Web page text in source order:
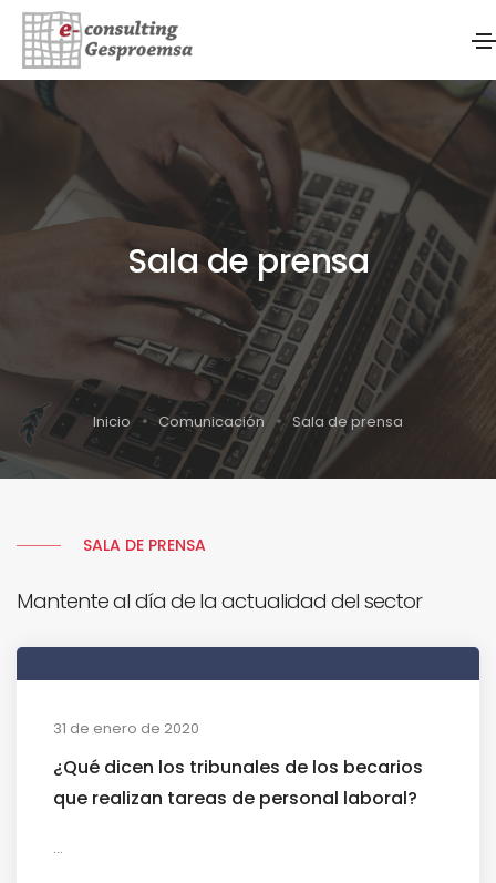
Sala de prensa
Inicio Comunicación Sala de prensa
SALA DE PRENSA
Mantente al día de la actualidad del sector
31 de enero de 2020
¿Qué dicen los tribunales de los becarios
que realizan tareas de personal laboral?